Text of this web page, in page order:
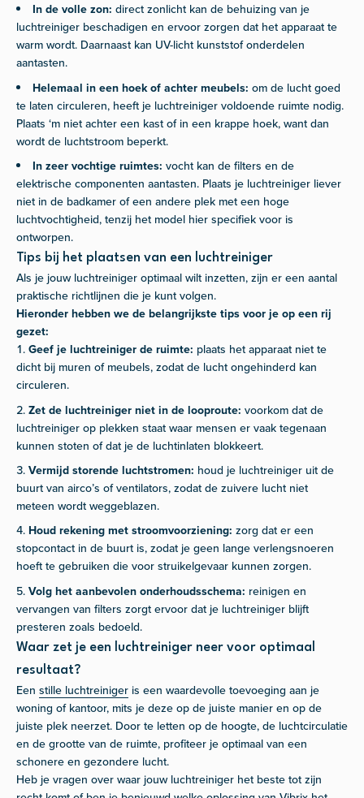
In de volle zon: direct zonlicht kan de behuizing van je
luchtreiniger beschadigen en ervoor zorgen dat het apparaat te
warm wordt. Daarnaast kan UV-licht kunststof onderdelen
aantasten.
Helemaal in een hoek of achter meubels: om de lucht goed
te laten circuleren, heeft je luchtreiniger voldoende ruimte nodig.
Plaats ‘m niet achter een kast of in een krappe hoek, want dan
wordt de luchtstroom beperkt.
In zeer vochtige ruimtes: vocht kan de filters en de
elektrische componenten aantasten. Plaats je luchtreiniger liever
niet in de badkamer of een andere plek met een hoge
luchtvochtigheid, tenzij het model hier specifiek voor is
ontworpen.
Tips bij het plaatsen van een luchtreiniger
Als je jouw luchtreiniger optimaal wilt inzetten, zijn er een aantal
praktische richtlijnen die je kunt volgen.
Hieronder hebben we de belangrijkste tips voor je op een rij
gezet:
Geef je luchtreiniger de ruimte: plaats het apparaat niet te
dicht bij muren of meubels, zodat de lucht ongehinderd kan
circuleren.
Zet de luchtreiniger niet in de looproute: voorkom dat de
luchtreiniger op plekken staat waar mensen er vaak tegenaan
kunnen stoten of dat je de luchtinlaten blokkeert.
Vermijd storende luchtstromen: houd je luchtreiniger uit de
buurt van airco’s of ventilators, zodat de zuivere lucht niet
meteen wordt weggeblazen.
Houd rekening met stroomvoorziening: zorg dat er een
stopcontact in de buurt is, zodat je geen lange verlengsnoeren
hoeft te gebruiken die voor struikelgevaar kunnen zorgen.
Volg het aanbevolen onderhoudsschema: reinigen en
vervangen van filters zorgt ervoor dat je luchtreiniger blijft
presteren zoals bedoeld.
Waar zet je een luchtreiniger neer voor optimaal
resultaat?
Een stille luchtreiniger is een waardevolle toevoeging aan je
woning of kantoor, mits je deze op de juiste manier en op de
juiste plek neerzet. Door te letten op de hoogte, de luchtcirculatie
en de grootte van de ruimte, profiteer je optimaal van een
schonere en gezondere lucht.
Heb je vragen over waar jouw luchtreiniger het beste tot zijn